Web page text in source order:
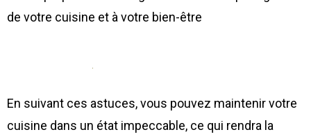
de votre cuisine et à votre bien-être
En suivant ces astuces, vous pouvez maintenir votre
cuisine dans un état impeccable, ce qui rendra la